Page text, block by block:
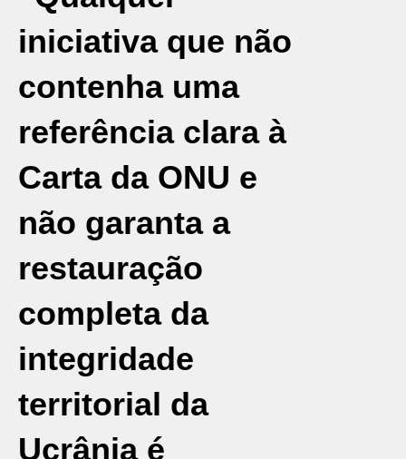
iniciativa que não
contenha uma
referência clara à
Carta da ONU e
não garanta a
restauração
completa da
integridade
territorial da
Ucrânia é